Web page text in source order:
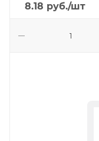
8.18 руб./шт